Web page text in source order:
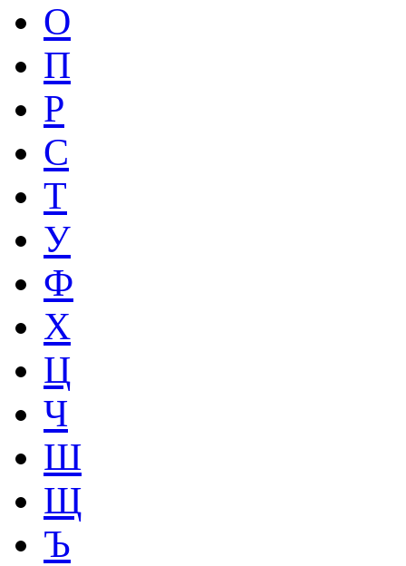
О
П
Р
С
Т
У
Ф
Х
Ц
Ч
Ш
Щ
Ъ